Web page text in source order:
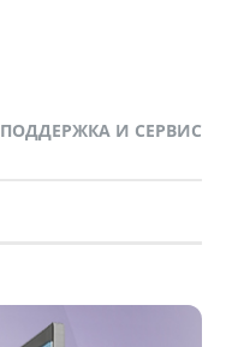
ПОДДЕРЖКА И СЕРВИС